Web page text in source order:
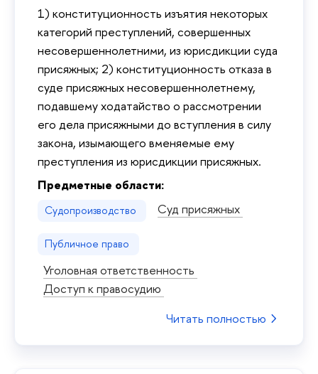
1) конституционность изъятия некоторых
категорий преступлений, совершенных
несовершеннолетними, из юрисдикции суда
присяжных; 2) конституционность отказа в
суде присяжных несовершеннолетнему,
подавшему ходатайство о рассмотрении
его дела присяжными до вступления в силу
закона, изымающего вменяемые ему
преступления из юрисдикции присяжных.
Предметные области:
Судопроизводство Суд присяжных
Публичное право
Уголовная ответственность
Доступ к правосудию
Читать полностью